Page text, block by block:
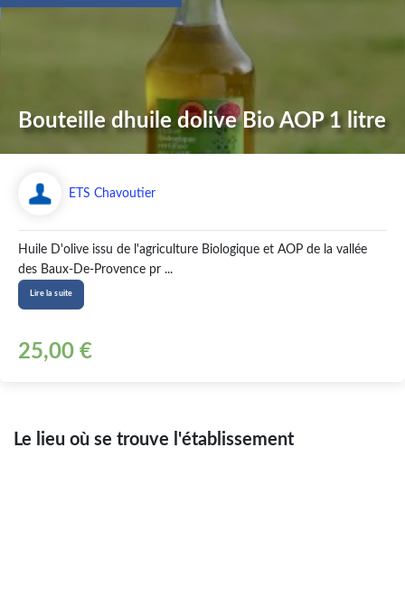
Bouteille dhuile dolive Bio AOP 1 litre
ETS Chavoutier
Huile D'olive issu de l'agriculture Biologique et AOP de la vallée
des Baux-De-Provence pr ...
Lire la suite
25,00 €
Le lieu où se trouve l'établissement